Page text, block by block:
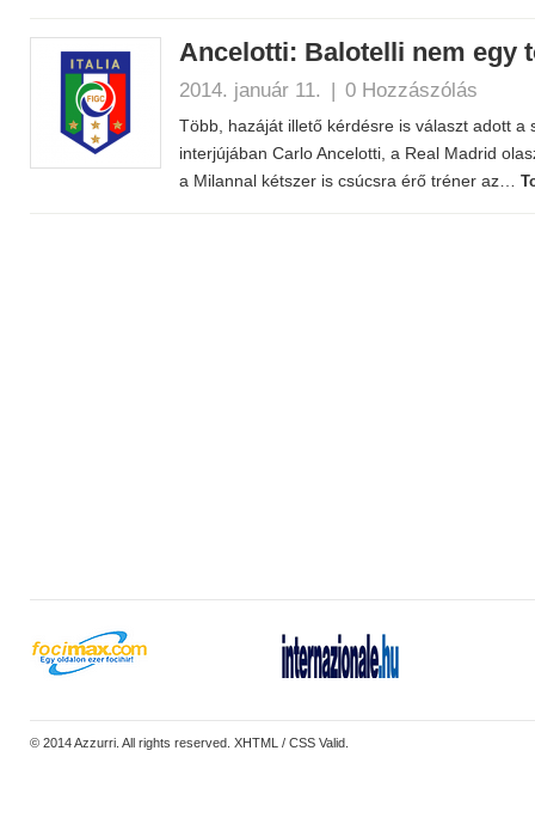
Ancelotti: Balotelli nem egy
2014. január 11. | 0 Hozzászólás
Több, hazáját illető kérdésre is választ adott a
interjújában Carlo Ancelotti, a Real Madrid
a Milannal kétszer is csúcsra érő tréner az…
© 2014Azzurri . All rights reserved. XHTML / CSS Valid.